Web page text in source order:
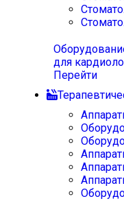
для
Перейти